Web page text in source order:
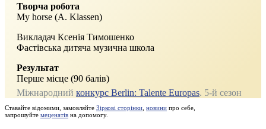
Творча робота
My horse (A. Klassen)
Викладач Ксенія Тимошенко
Фастівська дитяча музична школа
Результат
Перше місце (90 балів)
Міжнародний конкурс Berlin: Talente Europas. 5-й сезон
Ставайте відомими, замовляйте Зіркові сторінки новини про себе,
запрошуйте меценатів на допомогу.